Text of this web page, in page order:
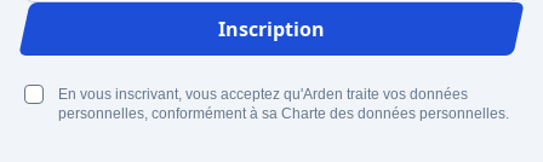
Adresse email
Inscription
En vous inscrivant, vous acceptez qu'Arden traite vos données
personnelles, conformément à sa Charte des données personnelles.